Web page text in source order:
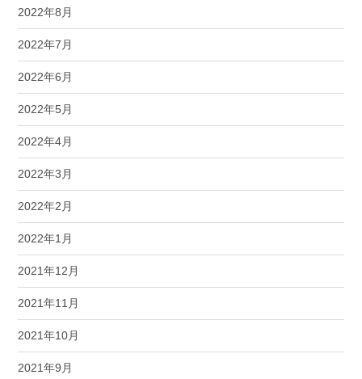
2022年8月
2022年7月
2022年6月
2022年5月
2022年4月
2022年3月
2022年2月
2022年1月
2021年12月
2021年11月
2021年10月
2021年9月